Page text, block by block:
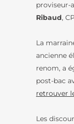
proviseur-
Ribaud,
La
ancienne
renom, a
post-bac
retrouver
Les